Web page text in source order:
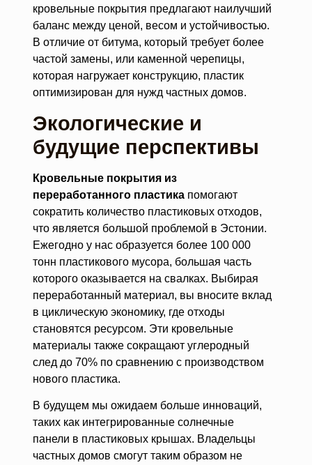
кровельные покрытия предлагают наилучший
баланс между ценой, весом и устойчивостью.
В отличие от битума, который требует более
частой замены, или каменной черепицы,
которая нагружает конструкцию, пластик
оптимизирован для нужд частных домов.
Экологические и
будущие перспективы
Кровельные покрытия из
переработанного пластикапомогают
сократить количество пластиковых отходов,
что является большой проблемой в Эстонии.
Ежегодно у нас образуется более 100 000
тонн пластикового мусора, большая часть
которого оказывается на свалках. Выбирая
переработанный материал, вы вносите вклад
в циклическую экономику, где отходы
становятся ресурсом. Эти кровельные
материалы также сокращают углеродный
след до 70% по сравнению с производством
нового пластика.
В будущем мы ожидаем больше инноваций,
таких как интегрированные солнечные
панели в пластиковых крышах. Владельцы
частных домов смогут таким образом не